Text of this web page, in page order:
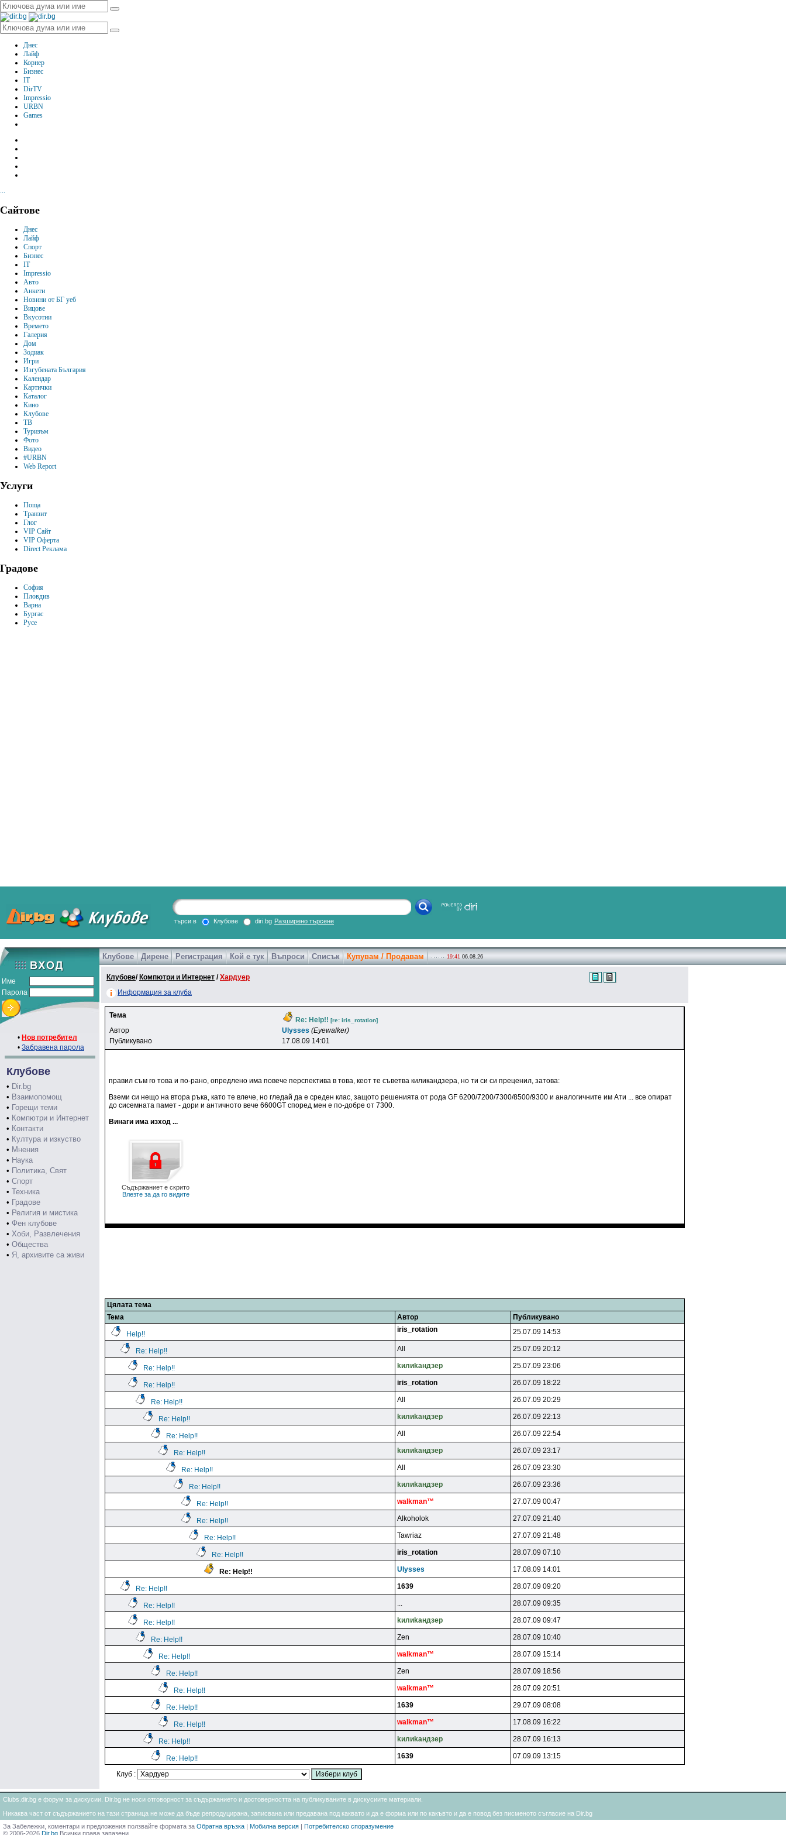
Днес
Лайф
Корнер
Бизнес
IT
DirTV
Impressio
URBN
Games
...
Сайтове
Днес
Лайф
Спорт
Бизнес
IT
Impressio
Авто
Анкети
Новини от БГ уеб
Вицове
Вкусотии
Времето
Галерия
Дом
Зодиак
Игри
Изгубената България
Календар
Картички
Каталог
Кино
Клубове
ТВ
Туризъм
Фото
Видео
#URBN
Web Report
Услуги
Поща
Транзит
Глог
VIP Сайт
VIP Оферта
Direct Реклама
Градове
София
Пловдив
Варна
Бургас
Русе
търси в Клубове diri.bg Разширено търсене
Име
Парола
• Нов потребител
• Забравена парола
Клубове
• Dir.bg
• Взаимопомощ
• Горещи теми
• Компютри и Интернет
• Контакти
• Култура и изкуство
• Мнения
• Наука
• Политика, Свят
• Спорт
• Техника
• Градове
• Религия и мистика
• Фен клубове
• Хоби, Развлечения
• Общества
• Я, архивите са живи
Клубове Дирене Регистрация Кой е тук Въпроси Списък Купувам / Продавам 19:41 06.08.26
Клубове/ Компютри и Интернет /Хардуер
Информация за клуба
Тема
Re: Help!! [re: iris_rotation]
Автор Ulysses (Eyewalker)
Публикувано
17.08.09 14:01
правил съм го това и по-рано, опредлено има повече перспектива в това, кеот те съветва киликандзера, но ти си си преценил, затова:
Вземи си нещо на втора ръка, като те влече, но гледай да е среден клас, защото решенията от рода GF 6200/7200/7300/8500/9300 и аналогичните им Ати ... все опират
до сисемната памет - дори и античното вече 6600GT според мен е по-добре от 7300.
Винаги има изход ...
Съдържаниет е скрито
Влезте за да го видите
Цялата тема
Тема
Автор Публикувано
Help!!
iris_rotation 25.07.09 14:53
Re: Help!! All 25.07.09 20:12
Re: Help!! kилиkaндзep 25.07.09 23:06
Re: Help!! iris_rotation 26.07.09 18:22
Re: Help!! All 26.07.09 20:29
Re: Help!! kилиkaндзep 26.07.09 22:13
Re: Help!! All 26.07.09 22:54
Re: Help!! kилиkaндзep 26.07.09 23:17
Re: Help!! All 26.07.09 23:30
Re: Help!! kилиkaндзep 26.07.09 23:36
Re: Help!! walkman™ 27.07.09 00:47
Re: Help!! Alkoholok 27.07.09 21:40
Re: Help!! Tawriaz 27.07.09 21:48
Re: Help!! iris_rotation 28.07.09 07:10
Re: Help!! Ulysses 17.08.09 14:01
Re: Help!! 1639 28.07.09 09:20
Re: Help!! ... 28.07.09 09:35
Re: Help!! kилиkaндзep 28.07.09 09:47
Re: Help!! Zen 28.07.09 10:40
Re: Help!! walkman™ 28.07.09 15:14
Re: Help!! Zen 28.07.09 18:56
Re: Help!! walkman™ 28.07.09 20:51
Re: Help!! 1639 29.07.09 08:08
Re: Help!! walkman™ 17.08.09 16:22
Re: Help!! kилиkaндзep 28.07.09 16:13
Re: Help!! 1639 07.09.09 13:15
Клуб :
Clubs.dir.bg е форум за дискусии. Dir.bg не носи отговорност за съдържанието и достоверността на публикуваните в дискусиите материали.
Никаква част от съдържанието на тази страница не може да бъде репродуцирана, записвана или предавана под каквато и да е форма или по какъвто и да е повод без писменото съгласие на Dir.bg
За Забележки, коментари и предложения ползвайте формата за Обратна връзка Мобилна версия
Потребителско споразумение
© 2006-2026 Dir.bg Всички права запазени.